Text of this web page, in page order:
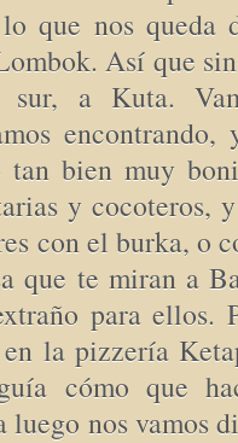
que nos queda
Así que
a Kuta.
encontrando,
bien muy
y cocoteros,
con el burka, o
que te miran a
para ellos.
la pizzería
cómo que
luego nos vamos